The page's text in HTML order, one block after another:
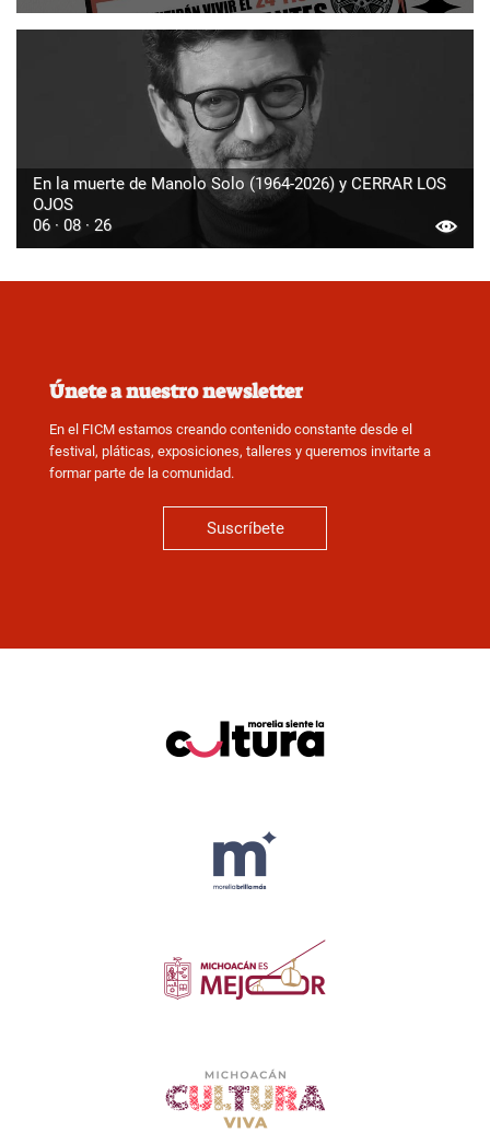
En la muerte de Manolo Solo (1964-2026) y CERRAR LOS
OJOS
06 · 08 · 26
Únete a nuestro newsletter
En el FICM estamos creando contenido constante desde el
festival, pláticas, exposiciones, talleres y queremos invitarte a
formar parte de la comunidad.
Suscríbete